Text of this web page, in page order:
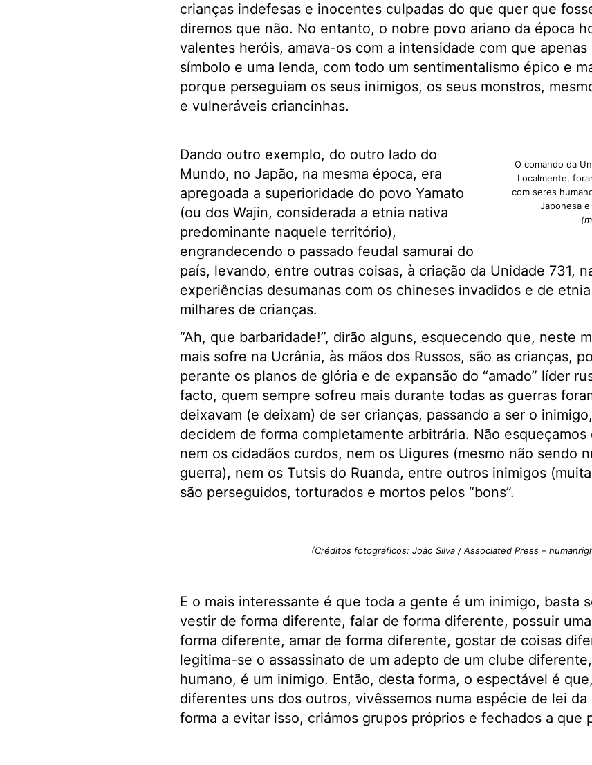
crianças indefesas e inocentes culpadas do que quer que
diremos que não. No entanto, o nobre povo ariano da época
valentes heróis, amava-os com a intensidade com que apenas
símbolo e uma lenda, com todo um sentimentalismo épico e
porque perseguiam os seus inimigos, os seus monstros,
e vulneráveis criancinhas.
O comando da
Localmente,
com seres
Japonesa
Dando outro exemplo, do outro lado do
Mundo, no Japão, na mesma época, era
apregoada a superioridade do povo Yamato
(ou dos Wajin, considerada a etnia nativa
predominante naquele território),
engrandecendo o passado feudal samurai do
país, levando, entre outras coisas, à criação da Unidade 731,
experiências desumanas com os chineses invadidos e de
milhares de crianças.
“Ah, que barbaridade!”, dirão alguns, esquecendo que, neste
mais sofre na Ucrânia, às mãos dos Russos, são as crianças,
perante os planos de glória e de expansão do “amado” líder
facto, quem sempre sofreu mais durante todas as guerras
deixavam (e deixam) de ser crianças, passando a ser o
decidem de forma completamente arbitrária. Não esqueçamos
nem os cidadãos curdos, nem os Uigures (mesmo não sendo
guerra), nem os Tutsis do Ruanda, entre outros inimigos
são perseguidos, torturados e mortos pelos “bons”.
(Créditos fotográficos: João Silva / Associated Press –
E o mais interessante é que toda a gente é um inimigo, basta
vestir de forma diferente, falar de forma diferente, possuir
forma diferente, amar de forma diferente, gostar de coisas
legitima-se o assassinato de um adepto de um clube
humano, é um inimigo. Então, desta forma, o espectável é
diferentes uns dos outros, vivêssemos numa espécie de lei
forma a evitar isso, criámos grupos próprios e fechados a que